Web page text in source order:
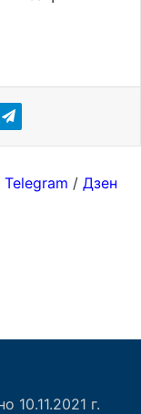
10.11.2021 г.